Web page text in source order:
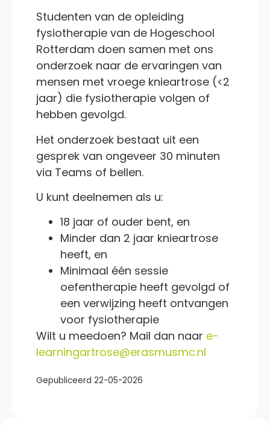
Studenten van de opleiding
fysiotherapie van de Hogeschool
Rotterdam doen samen met ons
onderzoek naar de ervaringen van
mensen met vroege knieartrose (<2
jaar) die fysiotherapie volgen of
hebben gevolgd.
Het onderzoek bestaat uit een
gesprek van ongeveer 30 minuten
via Teams of bellen.
U kunt deelnemen als u:
18 jaar of ouder bent, en
Minder dan 2 jaar knieartrose
heeft, en
Minimaal één sessie
oefentherapie heeft gevolgd of
een verwijzing heeft ontvangen
voor fysiotherapie
Wilt u meedoen? Mail dan naar e-
learningartrose@erasmusmc.nl
Gepubliceerd 22-05-2026